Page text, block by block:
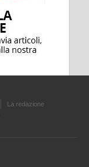
La redazione